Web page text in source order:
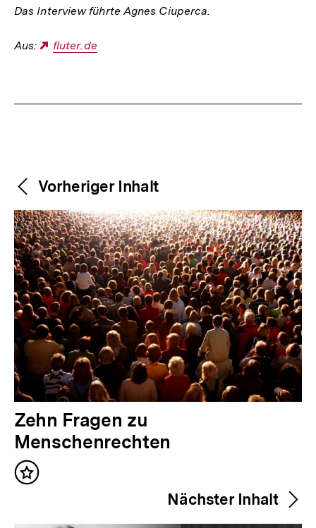
Das Interview führte Agnes Ciuperca.
Aus:
Externer
fluter.de
Weitere
Inhalte
Content-
Navigation
Vorheriger Inhalt
V
o
r
h
Zehn Fragen zu
Menschenrechten
Inhalt
Nächster Inhalt